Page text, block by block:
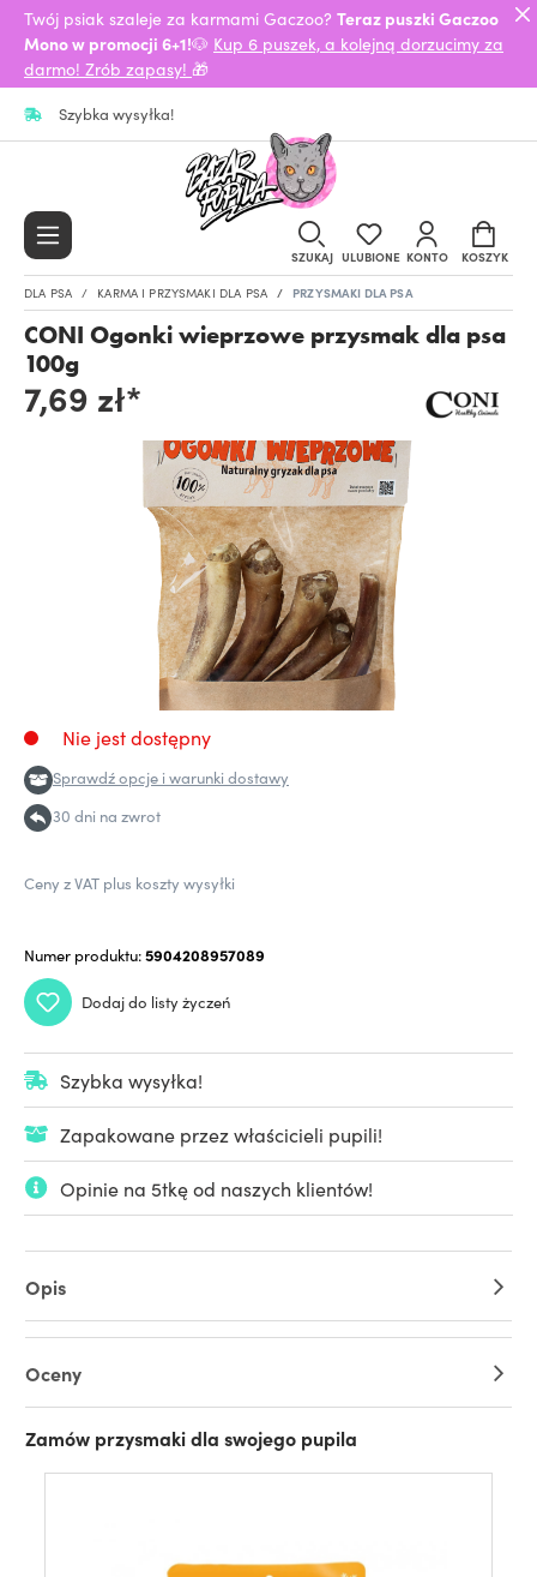
Twój psiak szaleje za karmami Gaczoo? Teraz puszki Gaczoo
Mono w promocji 6+1!🐶 Kup 6 puszek, a kolejną dorzucimy za
darmo! Zrób zapasy! 🎁
Szybka wysyłka!
SZUKAJ ULUBIONE KONTO KOSZYK
DLA PSA KARMA I PRZYSMAKI DLA PSA PRZYSMAKI DLA PSA
CONI Ogonki wieprzowe przysmak dla psa
100g
7,69 zł*
Nie jest dostępny
Sprawdź opcje i warunki dostawy
30 dni na zwrot
Ceny z VAT plus koszty wysyłki
Numer produktu:5904208957089
Dodaj do listy życzeń
Szybka wysyłka!
Zapakowane przez właścicieli pupili!
Opinie na 5tkę od naszych klientów!
Opis
Oceny
Zamów przysmaki dla swojego pupila